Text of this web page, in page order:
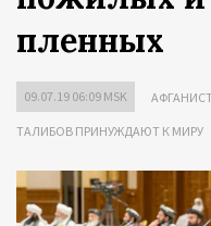
пленных
09.07.19 06:09 MSK
ТАЛИБОВ ПРИНУЖДАЮТ К МИРУ